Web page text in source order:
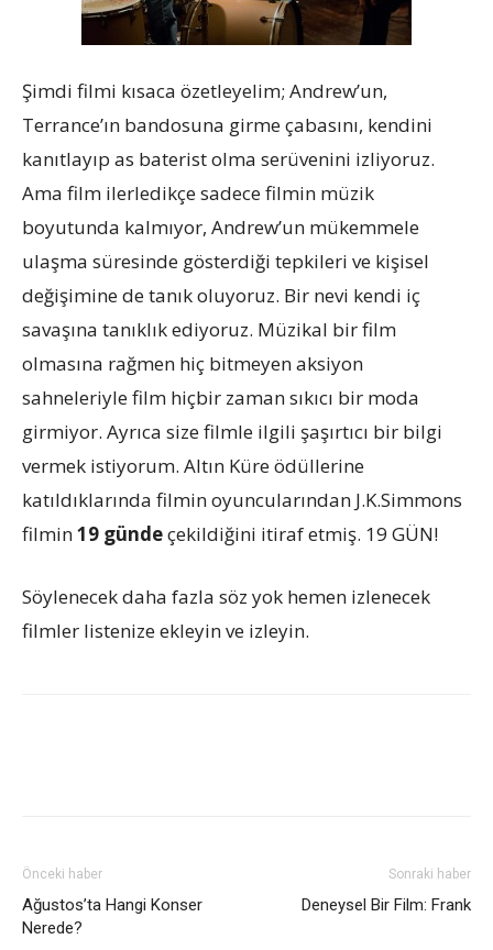
Şimdi filmi kısaca özetleyelim; Andrew’un,
Terrance’ın bandosuna girme çabasını, kendini
kanıtlayıp as baterist olma serüvenini izliyoruz.
Ama film ilerledikçe sadece filmin müzik
boyutunda kalmıyor, Andrew’un mükemmele
ulaşma süresinde gösterdiği tepkileri ve kişisel
değişimine de tanık oluyoruz. Bir nevi kendi iç
savaşına tanıklık ediyoruz. Müzikal bir film
olmasına rağmen hiç bitmeyen aksiyon
sahneleriyle film hiçbir zaman sıkıcı bir moda
girmiyor. Ayrıca size filmle ilgili şaşırtıcı bir bilgi
vermek istiyorum. Altın Küre ödüllerine
katıldıklarında filmin oyuncularından J.K.Simmons
filmin19 gündeçekildiğini itiraf etmiş. 19 GÜN!
Söylenecek daha fazla söz yok hemen izlenecek
filmler listenize ekleyin ve izleyin.
Önceki haber
Ağustos’ta Hangi Konser
Nerede?
Sonraki haber
Deneysel Bir Film: Frank